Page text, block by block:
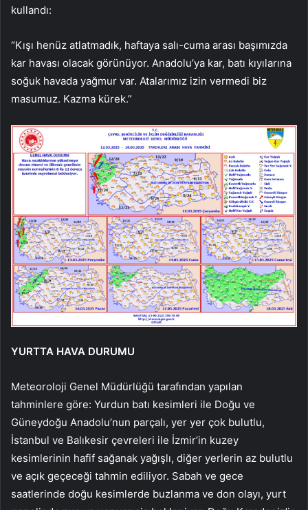
kullandı:
“Kışı henüz atlatmadık, haftaya salı-cuma arası başımızda
kar havası olacak görünüyor. Anadolu’ya kar, batı kıyılarına
soğuk havada yağmur var. Atalarımız izin vermedi biz
masumuz. Kazma kürek.”
YURTTA HAVA DURUMU
Meteoroloji Genel Müdürlüğü tarafından yapılan
tahminlere göre: Yurdun batı kesimleri ile Doğu ve
Güneydoğu Anadolu’nun parçalı, yer yer çok bulutlu,
İstanbul ve Balıkesir çevreleri ile İzmir’in kuzey
kesimlerinin hafif sağanak yağışlı, diğer yerlerin az bulutlu
ve açık geçeceği tahmin ediliyor. Sabah ve gece
saatlerinde doğu kesimlerde buzlanma ve don olayı, yurt